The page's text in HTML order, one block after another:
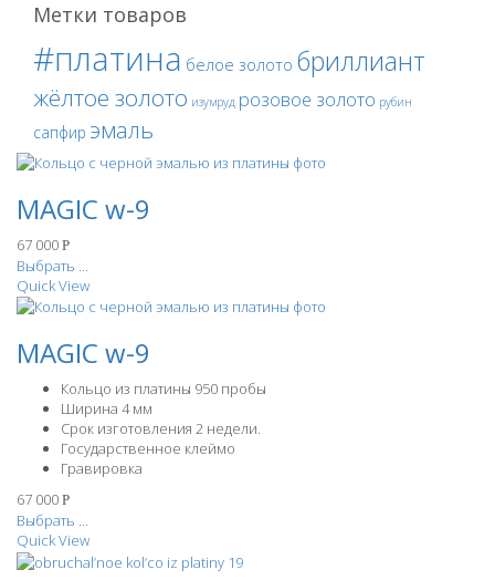
Метки товаров
#платина белое золото бриллиант
жёлтое золото изумруд розовое золото рубин
сапфир эмаль
MAGIC w-9
67 000 Р
Выбрать ...
Quick View
MAGIC w-9
Кольцо из платины 950 пробы
Ширина 4 мм
Срок изготовления 2 недели.
Государственное клеймо
Гравировка
67 000 Р
Выбрать ...
Quick View